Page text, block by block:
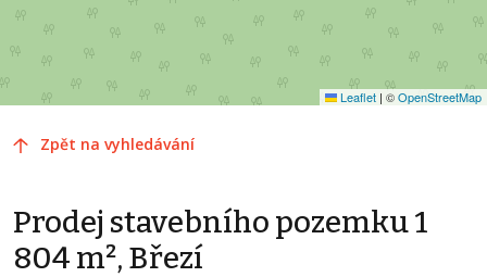
Leaflet | ©OpenStreetMap
Zpět na vyhledávání
Prodej stavebního pozemku 1
804 m², Březí